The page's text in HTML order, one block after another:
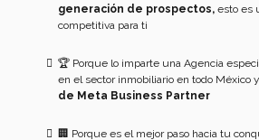
generación de prospectos, esto es
competitiva para ti
🏆 Porque lo imparte una Agencia
en el sector inmobiliario en todo México
de Meta Business Partner
🏢 Porque es el mejor paso hacia tu